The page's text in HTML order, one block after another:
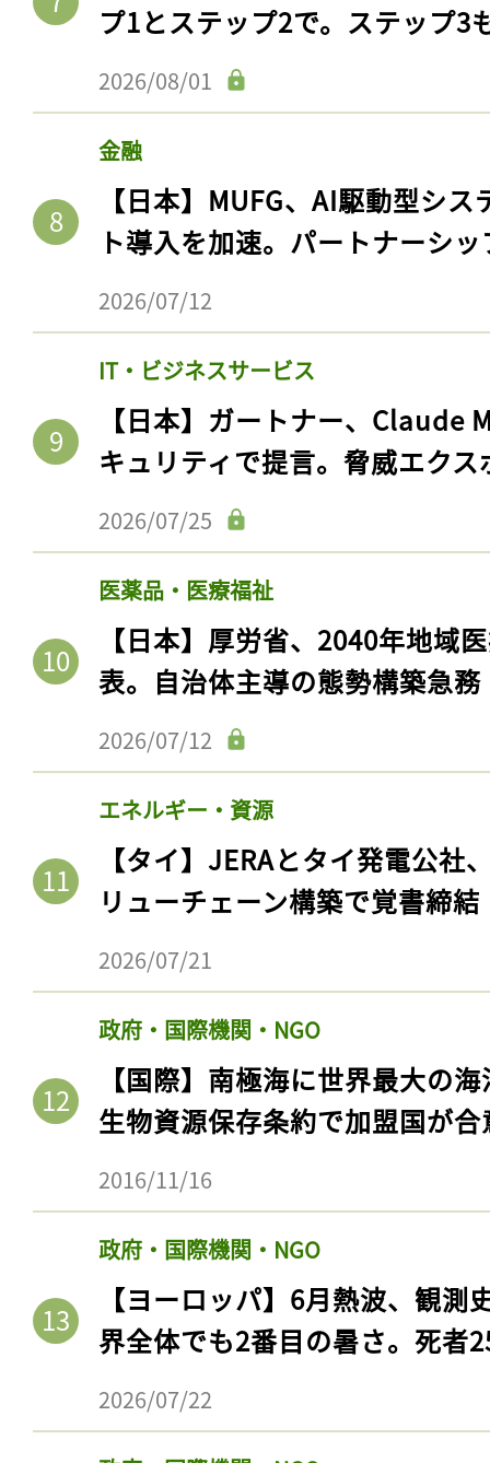
プ1とステップ2で。ステップ3
2026/08/01
金融
【日本】MUFG、AI駆動型シ
ト導入を加速。パートナーシ
2026/07/12
IT・ビジネスサービス
【日本】ガートナー、Claude
キュリティで提言。脅威エク
2026/07/25
医薬品・医療福祉
【日本】厚労省、2040年地域
表。自治体主導の態勢構築急務
2026/07/12
エネルギー・資源
【タイ】JERAとタイ発電公社
リューチェーン構築で覚書締結
2026/07/21
政府・国際機関・NGO
【国際】南極海に世界最大の
生物資源保存条約で加盟国が合
2016/11/16
政府・国際機関・NGO
【ヨーロッパ】6月熱波、観
界全体でも2番目の暑さ。死者
2026/07/22